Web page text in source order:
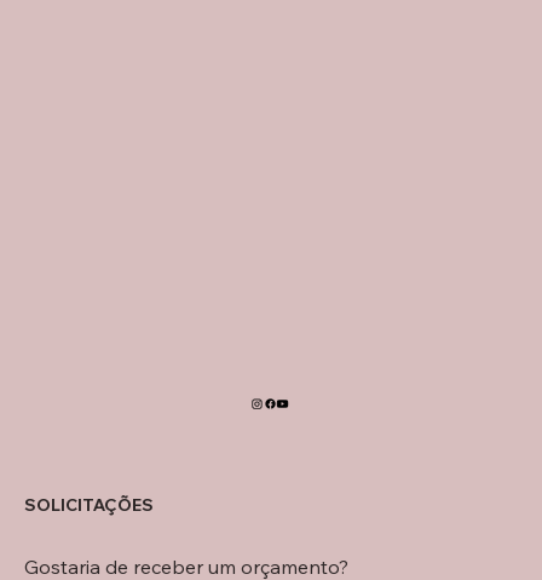
SOLICITAÇÕES
Gostaria de receber um orçamento?